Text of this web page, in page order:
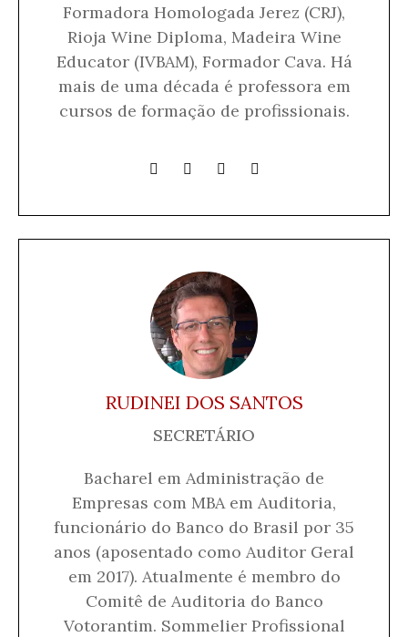
Formadora Homologada Jerez (CRJ),
Rioja Wine Diploma, Madeira Wine
Educator (IVBAM), Formador Cava. Há
mais de uma década é professora em
cursos de formação de profissionais.
RUDINEI DOS SANTOS
SECRETÁRIO
Bacharel em Administração de
Empresas com MBA em Auditoria,
funcionário do Banco do Brasil por 35
anos (aposentado como Auditor Geral
em 2017). Atualmente é membro do
Comitê de Auditoria do Banco
Votorantim. Sommelier Profissional